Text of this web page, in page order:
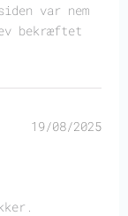
var nem
bekræftet
19/08/2025